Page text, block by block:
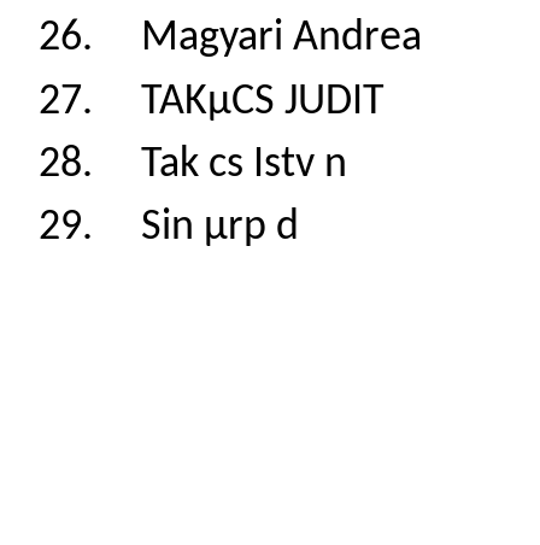
26. Magyari
27. TAKµCS
28. Tak cs Istv
29. Sin µrp d